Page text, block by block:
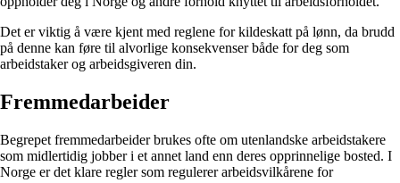
Det er viktig å være kjent med reglene for kildeskatt på lønn, da brudd
på denne kan føre til alvorlige konsekvenser både for deg som
arbeidstaker og arbeidsgiveren din.
Fremmedarbeider
Begrepet fremmedarbeider brukes ofte om utenlandske arbeidstakere
som midlertidig jobber i et annet land enn deres opprinnelige bosted. I
Norge er det klare regler som regulerer arbeidsvilkårene for